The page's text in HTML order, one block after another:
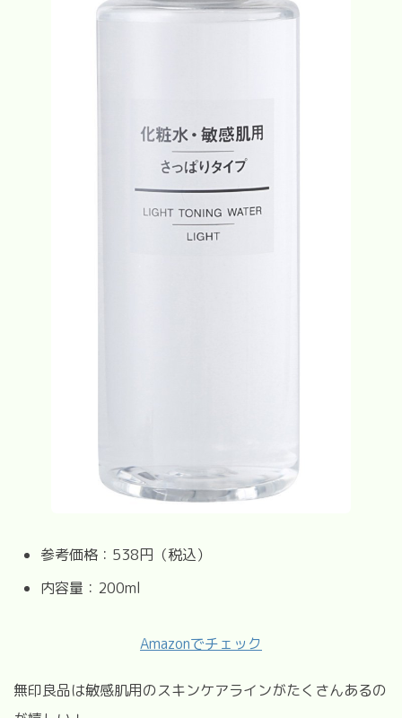
参考価格：538円（税込）
内容量：200ml
Amazonでチェック
無印良品は敏感肌用のスキンケアラインがたくさんあるの